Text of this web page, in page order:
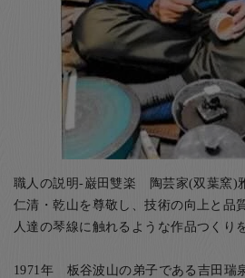
職人の説明-巌田雙楽 陶芸家(双葉窯)
仁清・乾山を尊敬し、技術の向上と品
人達の琴線に触れるような作品つくり
1971年 板谷波山の弟子である吉田瑞